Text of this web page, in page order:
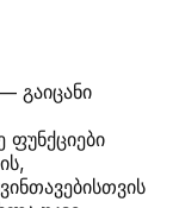
გაიცანი
ფუნქციები